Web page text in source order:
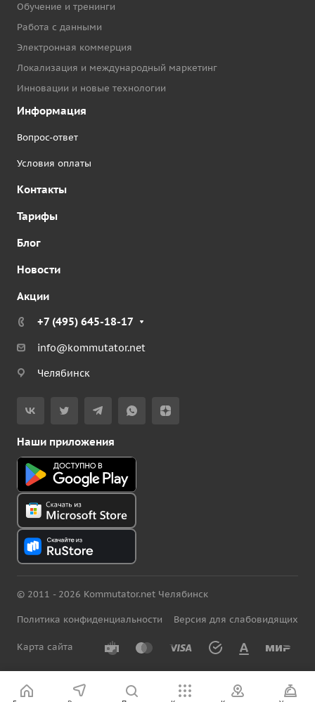
Обучение и тренинги
Работа с данными
Электронная коммерция
Локализация и международный маркетинг
Инновации и новые технологии
Информация
Вопрос-ответ
Условия оплаты
Контакты
Тарифы
Блог
Новости
Акции
+7 (495) 645-18-17
info@kommutator.net
Челябинск
Наши приложения
© 2011 - 2026 Kommutator.net Челябинск
Политика конфиденциальности Версия для слабовидящих
Карта сайта